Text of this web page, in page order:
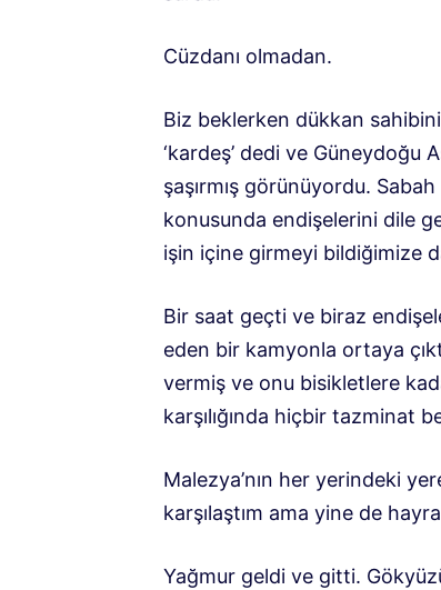
Cüzdanı olmadan.
Biz beklerken dükkan
‘kardeş’ dedi ve Güneydoğu
şaşırmış görünüyordu.
konusunda endişelerini dile
işin içine girmeyi bildiğimize
Bir saat geçti ve biraz
eden bir kamyonla ortaya
vermiş ve onu bisikletlere
karşılığında hiçbir tazminat
Malezya’nın her yerindeki
karşılaştım ama yine de
Yağmur geldi ve gitti.